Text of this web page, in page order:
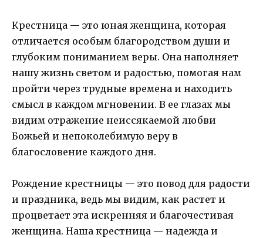
Крестница — это юная женщина, которая
отличается особым благородством души и
глубоким пониманием веры. Она наполняет
нашу жизнь светом и радостью, помогая нам
пройти через трудные времена и находить
смысл в каждом мгновении. В ее глазах мы
видим отражение неиссякаемой любви
Божьей и непоколебимую веру в
благословение каждого дня.
Рождение крестницы — это повод для радости
и праздника, ведь мы видим, как растет и
процветает эта искренняя и благочестивая
женщина. Наша крестница — надежда и